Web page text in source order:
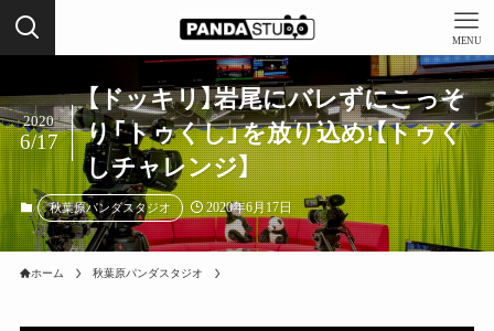
MENU
【ドッキリ】岩尾にバレずにこっそ
り「トゥくし」を放り込め!【トゥく
しチャレンジ】
2020
6/17
秋葉原パンダスタジオ 2020年6月17日
ホーム 秋葉原パンダスタジオ